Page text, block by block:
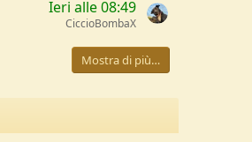
Ieri alle 08:49
CiccioBombaX
Mostra di più…